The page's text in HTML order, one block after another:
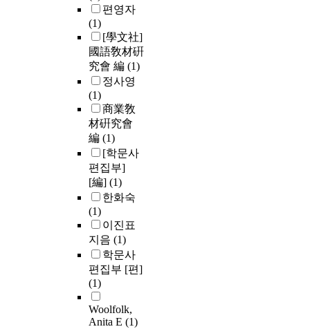
편영자
(1)
[學文社]
國語敎材硏
究會 編 (1)
정사영
(1)
商業敎
材硏究會
編 (1)
[학문사
편집부]
[編] (1)
한화숙
(1)
이진표
지음 (1)
학문사
편집부 [편]
(1)
Woolfolk,
Anita E (1)